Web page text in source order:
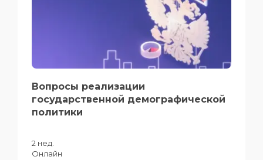
Вопросы реализации
государственной демографической
политики
2 нед.
Онлайн